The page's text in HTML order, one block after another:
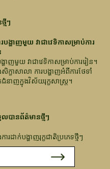
មីៗ
ង្ហាញមួយ វាជាវេទិកាសម្រាប់ការ
ាញមួយ វាជាវេទិកាសម្រាប់ការរៀន។
ក្ខាសាលា ការបង្ហាញអំពីការថែទាំ
ជំនាញក្នុងវិស័យរុក្ខសាស្ត្រ។
បានព័ត៌មានថ្មីៗ
ាក់បង្ហាញរុក្ខជាតិប្រភេទថ្មីៗ